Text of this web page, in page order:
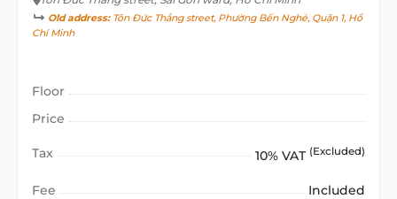
Old address:Tôn Đức Thắng street, Phường Bến Nghé, Quận 1, Hồ
Chí Minh
Floor
Price
Tax 10% VAT (Excluded)
Fee Included